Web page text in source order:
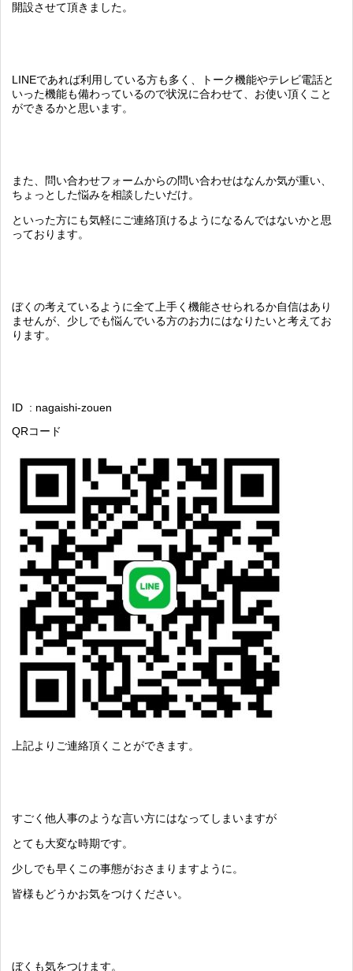
開設させて頂きました。
LINEであれば利用している方も多く、トーク機能やテレビ電話と
いった機能も備わっているので状況に合わせて、お使い頂くこと
ができるかと思います。
また、問い合わせフォームからの問い合わせはなんか気が重い、
ちょっとした悩みを相談したいだけ。
といった方にも気軽にご連絡頂けるようになるんではないかと思
っております。
ぼくの考えているように全て上手く機能させられるか自信はあり
ませんが、少しでも悩んでいる方のお力にはなりたいと考えてお
ります。
ID : nagaishi-zouen
QRコード
上記よりご連絡頂くことができます。
すごく他人事のような言い方にはなってしまいますが
とても大変な時期です。
少しでも早くこの事態がおさまりますように。
皆様もどうかお気をつけください。
ぼくも気をつけます。